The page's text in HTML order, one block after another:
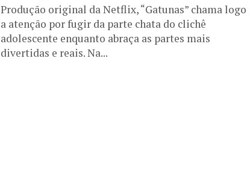
Produção original da Netflix, “Gatunas” chama logo
a atenção por fugir da parte chata do clichê
adolescente enquanto abraça as partes mais
divertidas e reais. Na...